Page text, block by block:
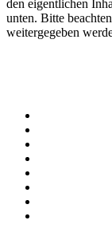
den eigentlichen
unten. Bitte
weitergegeben